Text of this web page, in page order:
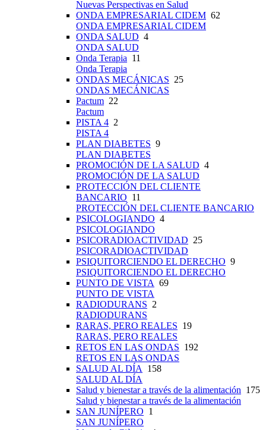
Nuevas Perspectivas en Salud
ONDA EMPRESARIAL CIDEM 62
ONDA EMPRESARIAL CIDEM
ONDA SALUD 4
ONDA SALUD
Onda Terapia 11
Onda Terapia
ONDAS MECÁNICAS 25
ONDAS MECÁNICAS
Pactum 22
Pactum
PISTA 4 2
PISTA 4
PLAN DIABETES 9
PLAN DIABETES
PROMOCIÓN DE LA SALUD 4
PROMOCIÓN DE LA SALUD
PROTECCIÓN DEL CLIENTE
BANCARIO 11
PROTECCIÓN DEL CLIENTE BANCARIO
PSICOLOGIANDO 4
PSICOLOGIANDO
PSICORADIOACTIVIDAD 25
PSICORADIOACTIVIDAD
PSIQUITORCIENDO EL DERECHO 9
PSIQUITORCIENDO EL DERECHO
PUNTO DE VISTA 69
PUNTO DE VISTA
RADIODURANS 2
RADIODURANS
RARAS, PERO REALES 19
RARAS, PERO REALES
RETOS EN LAS ONDAS 192
RETOS EN LAS ONDAS
SALUD AL DÍA 158
SALUD AL DÍA
Salud y bienestar a través de la alimentación 175
Salud y bienestar a través de la alimentación
SAN JUNÍPERO 1
SAN JUNÍPERO